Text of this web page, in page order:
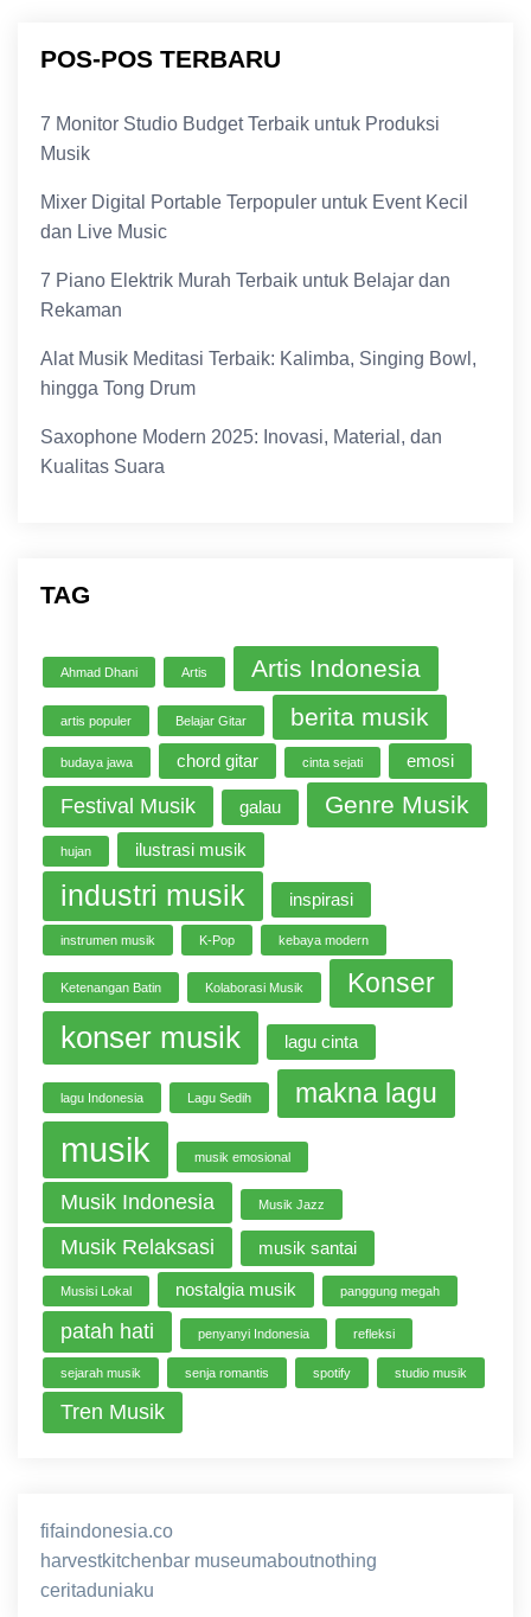
POS-POS TERBARU
7 Monitor Studio Budget Terbaik untuk Produksi
Musik
Mixer Digital Portable Terpopuler untuk Event Kecil
dan Live Music
7 Piano Elektrik Murah Terbaik untuk Belajar dan
Rekaman
Alat Musik Meditasi Terbaik: Kalimba, Singing Bowl,
hingga Tong Drum
Saxophone Modern 2025: Inovasi, Material, dan
Kualitas Suara
TAG
Ahmad Dhani Artis Artis Indonesia
artis populer Belajar Gitar berita musik
budaya jawa chord gitar cinta sejati emosi
Festival Musik galau Genre Musik
hujan ilustrasi musik
industri musik inspirasi
instrumen musik K-Pop kebaya modern
Ketenangan Batin Kolaborasi Musik Konser
konser musik lagu cinta
lagu Indonesia Lagu Sedih makna lagu
musik musik emosional
Musik Indonesia Musik Jazz
Musik Relaksasi musik santai
Musisi Lokal nostalgia musik panggung megah
patah hati penyanyi Indonesia refleksi
sejarah musik senja romantis spotify studio musik
Tren Musik
fifaindonesia.co
harvestkitchenbar museumaboutnothing
ceritaduniaku